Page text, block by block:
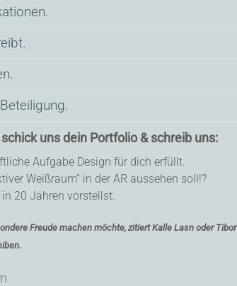
uns dein Portfolio & schreib uns:
Aufgabe Design für dich erfüllt.
Weißraum“ in der AR aussehen soll!?
20 Jahren vorstellst.
Freude machen möchte, zitiert Kalle Lasn oder Tibor